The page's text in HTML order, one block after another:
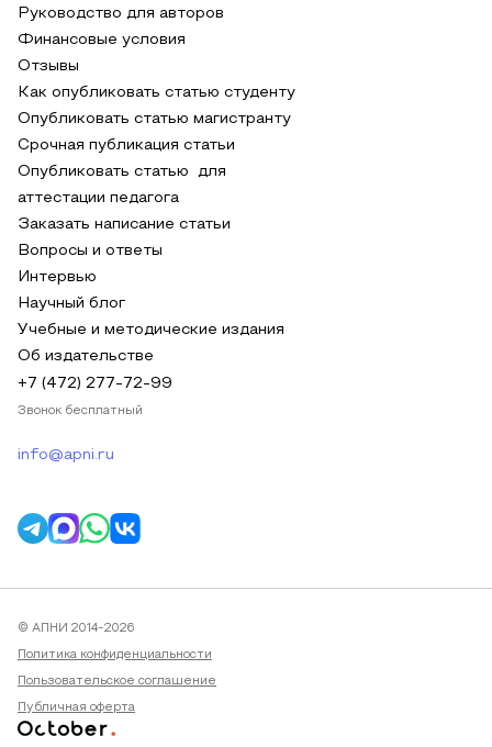
Руководство для авторов
Финансовые условия
Отзывы
Как опубликовать статью студенту
Опубликовать статью магистранту
Срочная публикация статьи
Опубликовать статью для
аттестации педагога
Заказать написание статьи
Вопросы и ответы
Интервью
Научный блог
Учебные и методические издания
Об издательстве
+7 (472) 277-72-99
Звонок бесплатный
info@apni.ru
© АПНИ 2014-2026
Политика конфиденциальности
Пользовательское соглашение
Публичная оферта